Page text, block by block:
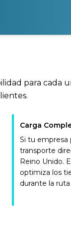
para cada
Carga
Si tu empresa
transporte
Reino Unido.
optimiza los
durante la